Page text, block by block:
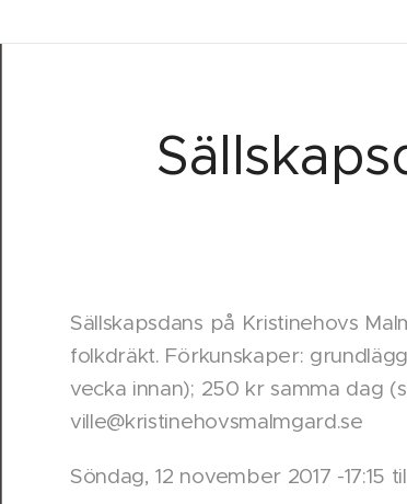
Sällskapsdans på Kristinehovs
folkdräkt. Förkunskaper:
vecka innan); 250 kr samma dag
ville@kristinehovsmalmgard.se
Söndag, 12 november 2017 -17:15